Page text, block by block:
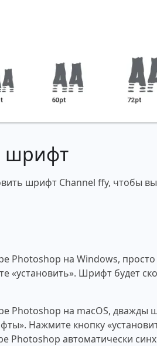
шрифт
шрифт Channel ffy, чтобы
Photoshop на Windows,
Шрифт будет
Photoshop на macOS, дважды
Нажмите кнопку
Photoshop автоматически